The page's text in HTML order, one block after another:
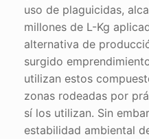
uso de plaguicidas,
millones de L-Kg
alternativa de
surgido
utilizan estos
zonas rodeadas por
sí los utilizan. Sin
estabilidad ambiental